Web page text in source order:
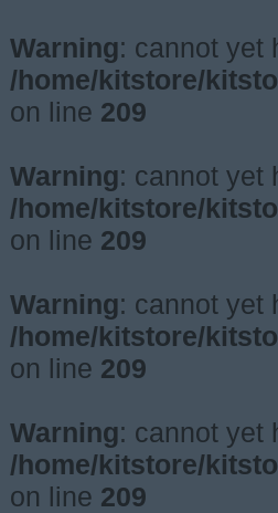
Warning: cannot yet
/home/kitstore/
on line 209
Warning: cannot yet
/home/kitstore/
on line 209
Warning: cannot yet
/home/kitstore/
on line 209
Warning: cannot yet
/home/kitstore/
on line 209